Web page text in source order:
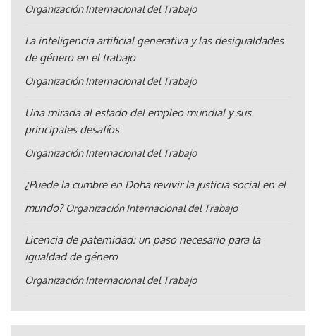
Organización Internacional del Trabajo
La inteligencia artificial generativa y las desigualdades
de género en el trabajo
Organización Internacional del Trabajo
Una mirada al estado del empleo mundial y sus
principales desafíos
Organización Internacional del Trabajo
¿Puede la cumbre en Doha revivir la justicia social en el
mundo? Organización Internacional del Trabajo
Licencia de paternidad: un paso necesario para la
igualdad de género
Organización Internacional del Trabajo